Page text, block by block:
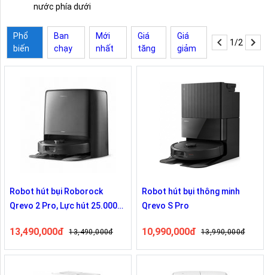
nước phía dưới
Phổ
biến
Ban
chạy
Mới
nhất
Giá
tăng
Giá
giảm
1/2
Robot hút bụi Roborock
Qrevo 2 Pro, Lực hút 25.000
13,490,000đ 13,490,000đ
Robot hút bụi thông minh
Qrevo S Pro
10,990,000đ 13,990,000đ